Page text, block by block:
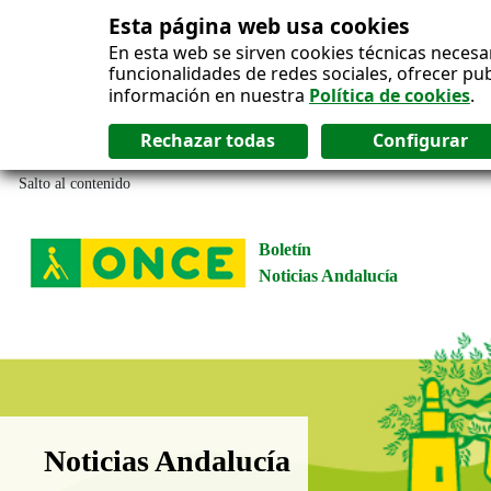
Esta página web usa cookies
En esta web se sirven cookies técnicas
funcionalidades de redes sociales, ofrecer
información en nuestra Política de cookies.
Salto al contenido
Boletín
Noticias Andalucía
Boletín Noticias Andalucía
Noticias Andalucía